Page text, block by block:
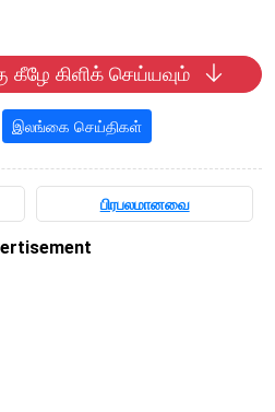
கீழே கிளிக் செய்யவும்
இலங்கை செய்திகள்
பிரபலமானவை